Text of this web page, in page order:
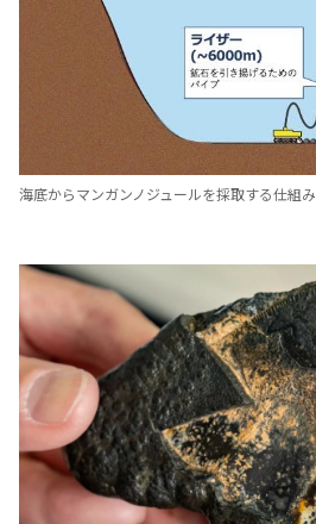
海底からマンガンノジュールを採取する仕組み